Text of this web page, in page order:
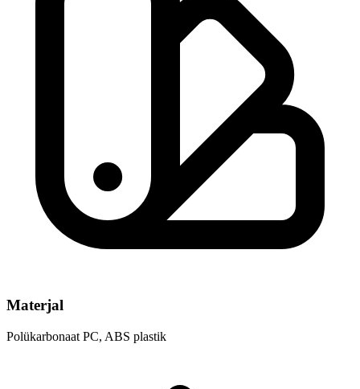
Materjal
Polükarbonaat PC, ABS plastik